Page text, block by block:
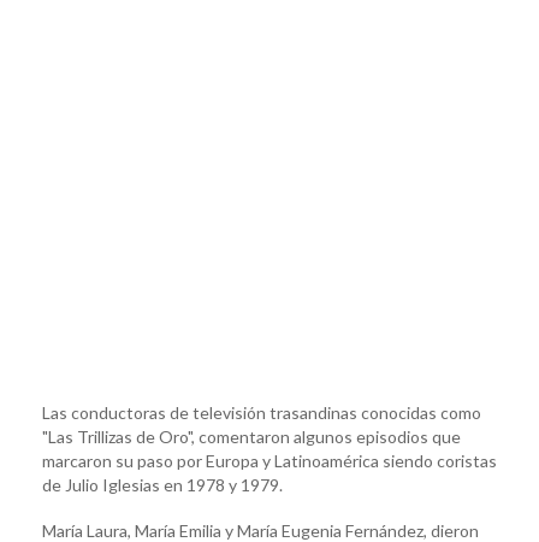
Las conductoras de televisión trasandinas conocidas como
"Las Trillizas de Oro", comentaron algunos episodios que
marcaron su paso por Europa y Latinoamérica siendo coristas
de Julio Iglesias en 1978 y 1979.
María Laura, María Emilia y María Eugenia Fernández, dieron